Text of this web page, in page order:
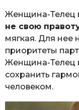
Женщина-Телец
не свою
мягкая. Для нее
приоритеты
Женщина-Телец
сохранить
человеком.